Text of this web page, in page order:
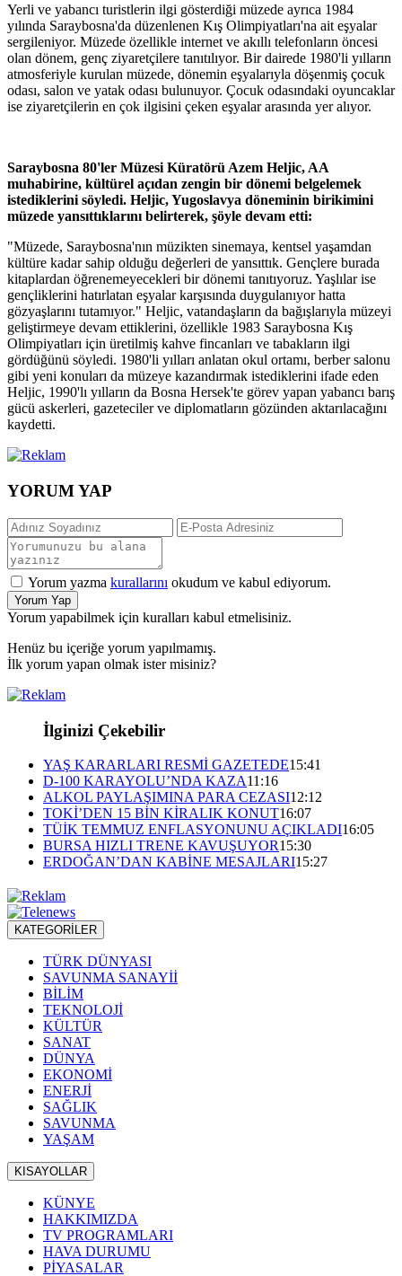
Yerli ve yabancı turistlerin ilgi gösterdiği müzede ayrıca 1984
yılında Saraybosna'da düzenlenen Kış Olimpiyatları'na ait eşyalar
sergileniyor. Müzede özellikle internet ve akıllı telefonların öncesi
olan dönem, genç ziyaretçilere tanıtılıyor. Bir dairede 1980'li yılların
atmosferiyle kurulan müzede, dönemin eşyalarıyla döşenmiş çocuk
odası, salon ve yatak odası bulunuyor. Çocuk odasındaki oyuncaklar
ise ziyaretçilerin en çok ilgisini çeken eşyalar arasında yer alıyor.
Saraybosna 80'ler Müzesi Küratörü Azem Heljic, AA
muhabirine, kültürel açıdan zengin bir dönemi belgelemek
istediklerini söyledi. Heljic, Yugoslavya döneminin birikimini
müzede yansıttıklarını belirterek, şöyle devam etti:
"Müzede, Saraybosna'nın müzikten sinemaya, kentsel yaşamdan
kültüre kadar sahip olduğu değerleri de yansıttık. Gençlere burada
kitaplardan öğrenemeyecekleri bir dönemi tanıtıyoruz. Yaşlılar ise
gençliklerini hatırlatan eşyalar karşısında duygulanıyor hatta
gözyaşlarını tutamıyor." Heljic, vatandaşların da bağışlarıyla müzeyi
geliştirmeye devam ettiklerini, özellikle 1983 Saraybosna Kış
Olimpiyatları için üretilmiş kahve fincanları ve tabakların ilgi
gördüğünü söyledi. 1980'li yılları anlatan okul ortamı, berber salonu
gibi yeni konuları da müzeye kazandırmak istediklerini ifade eden
Heljic, 1990'lı yılların da Bosna Hersek'te görev yapan yabancı barış
gücü askerleri, gazeteciler ve diplomatların gözünden aktarılacağını
kaydetti.
YORUM YAP
Yorum yazma kurallarını okudum ve kabul ediyorum.
Yorum Yap
Yorum yapabilmek için kuralları kabul etmelisiniz.
Henüz bu içeriğe yorum yapılmamış.
İlk yorum yapan olmak ister misiniz?
İlginizi Çekebilir
YAŞ KARARLARI RESMİ GAZETEDE15:41
D-100 KARAYOLU’NDA KAZA11:16
ALKOL PAYLAŞIMINA PARA CEZASI12:12
TOKİ’DEN 15 BİN KİRALIK KONUT16:07
TÜİK TEMMUZ ENFLASYONUNU AÇIKLADI16:05
BURSA HIZLI TRENE KAVUŞUYOR15:30
ERDOĞAN’DAN KABİNE MESAJLARI15:27
KATEGORİLER
TÜRK DÜNYASI
SAVUNMA SANAYİİ
BİLİM
TEKNOLOJİ
KÜLTÜR
SANAT
DÜNYA
EKONOMİ
ENERJİ
SAĞLIK
SAVUNMA
YAŞAM
KISAYOLLAR
KÜNYE
HAKKIMIZDA
TV PROGRAMLARI
HAVA DURUMU
PİYASALAR